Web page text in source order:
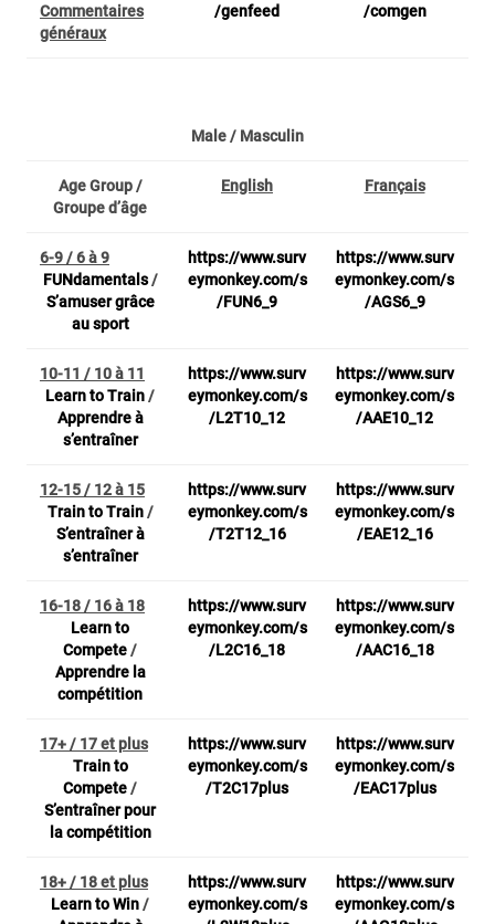
Commentaires
généraux
/genfeed
/comgen
Male / Masculin
Age Group /
Groupe d’âge
English Français
6-9 / 6 à 9
FUNdamentals/
S’amuser grâce
au sport
https://www.surv
eymonkey.com/s
/FUN6_9
https://www.surv
eymonkey.com/s
/AGS6_9
10-11 / 10 à 11
Learn to Train/
Apprendre à
s’entraîner
https://www.surv
eymonkey.com/s
/L2T10_12
https://www.surv
eymonkey.com/s
/AAE10_12
12-15 / 12 à 15
Train to Train/
S’entraîner à
s’entraîner
https://www.surv
eymonkey.com/s
/T2T12_16
https://www.surv
eymonkey.com/s
/EAE12_16
16-18 / 16 à 18
Learn to
Compete/
Apprendre la
compétition
https://www.surv
eymonkey.com/s
/L2C16_18
https://www.surv
eymonkey.com/s
/AAC16_18
17+ / 17 et plus
Train to
Compete/
S’entraîner pour
la compétition
https://www.surv
eymonkey.com/s
/T2C17plus
https://www.surv
eymonkey.com/s
/EAC17plus
18+ / 18 et plus
Learn to Win/
https://www.surv
eymonkey.com/s
https://www.surv
eymonkey.com/s